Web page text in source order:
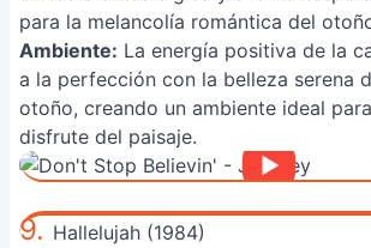
para la melancolía romántica del
Ambiente: La energía positiva de la
a la perfección con la belleza serena
otoño, creando un ambiente ideal
disfrute del paisaje.
9. Hallelujah (1984)